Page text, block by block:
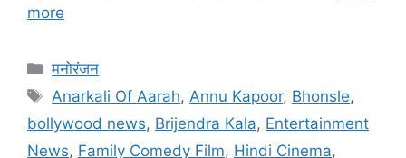
more
मनोरंजन
Anarkali Of Aarah, Annu Kapoor, Bhonsle,
bollywood news, Brijendra Kala, Entertainment
News, Family Comedy Film, Hindi Cinema,